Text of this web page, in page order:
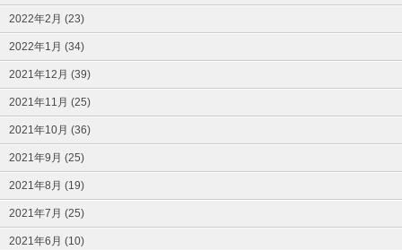
2022年2月 (23)
2022年1月 (34)
2021年12月 (39)
2021年11月 (25)
2021年10月 (36)
2021年9月 (25)
2021年8月 (19)
2021年7月 (25)
2021年6月 (10)